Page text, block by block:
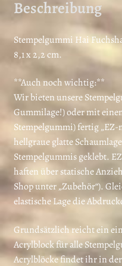
Beschreibung
Stempelgummi Hai
8,1 x 2,2 cm.
**Auch noch wichtig:**
Wir bieten unsere
Gummilage!) oder mit
Stempelgummi) fertig
hellgraue glatte
Stempelgummis geklebt.
haften über statische
Shop unter „Zubehör“).
elastische Lage die
Grundsätzlich reicht ein
Acrylblock für alle
Acrylblöcke findet ihr in